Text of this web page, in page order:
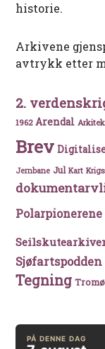
historie.
Arkivene
avtrykk etter
2.
1962 Arendal
Brev
Jernbane Jul Kart
Polarpionerene
Sjøfartspodden
Tegning